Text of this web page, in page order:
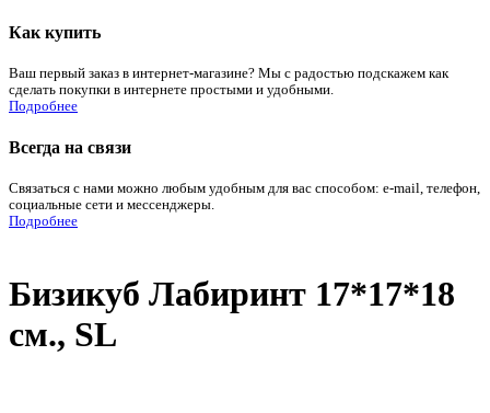
Как купить
Ваш первый заказ в интернет-магазине? Мы с радостью подскажем как
сделать покупки в интернете простыми и удобными.
Подробнее
Всегда на связи
Связаться с нами можно любым удобным для вас способом: e-mail, телефон,
социальные сети и мессенджеры.
Подробнее
Бизикуб Лабиринт 17*17*18
см., SL